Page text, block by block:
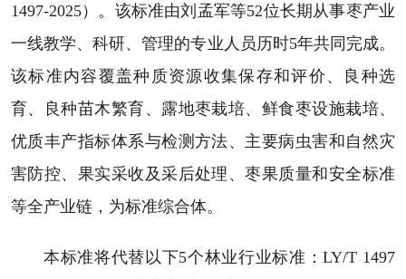
1497-2025）。该标准由刘孟军等52位长期从事枣产业
一线教学、科研、管理的专业人员历时5年共同完成。
该标准内容覆盖种质资源收集保存和评价、良种选
育、良种苗木繁育、露地枣栽培、鲜食枣设施栽培、
优质丰产指标体系与检测方法、主要病虫害和自然灾
害防控、果实采收及采后处理、枣果质量和安全标准
等全产业链，为标准综合体。
本标准将代替以下5个林业行业标准：LY/T 1497